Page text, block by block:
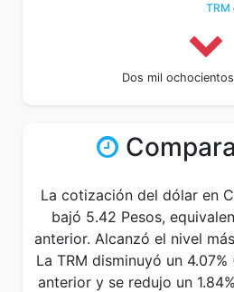
TRM
Dos mil
La cotización del dólar en
bajó 5.42 Pesos,
anterior. Alcanzó el nivel
La TRM disminuyó un
anterior y se redujo un